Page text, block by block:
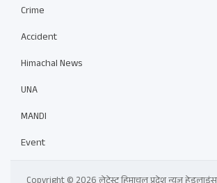
Crime
Accident
Himachal News
UNA
MANDI
Event